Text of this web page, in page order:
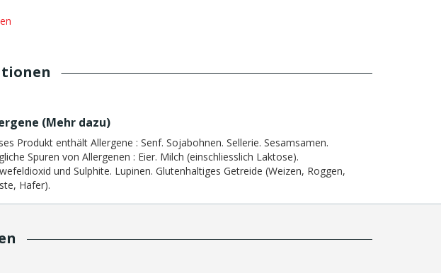
(Mehr dazu)
Produkt enthält Allergene : Senf. Sojabohnen. Sellerie. Sesamsamen.
Spuren von Allergenen : Eier. Milch (einschliesslich Laktose).
und Sulphite. Lupinen. Glutenhaltiges Getreide (Weizen, Roggen,
Hafer).